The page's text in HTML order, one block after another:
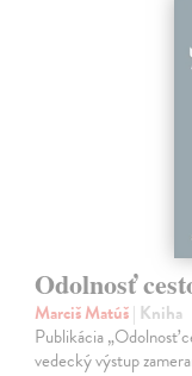
Odolnosť
Marciš Matúš| Kniha
Publikácia „Odolnosť
vedecký výstup